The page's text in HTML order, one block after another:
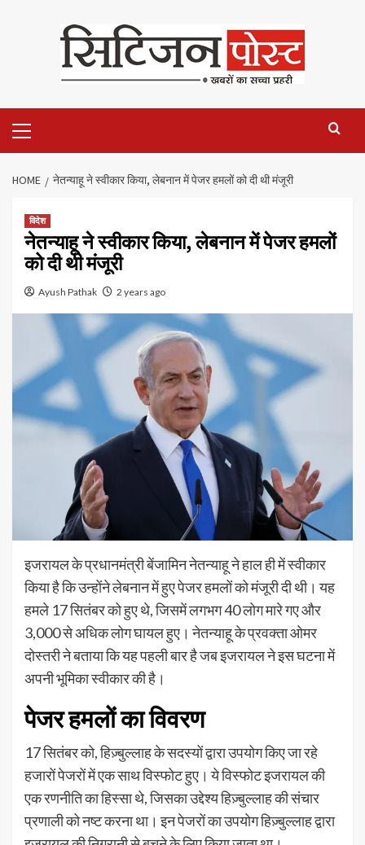
HOME नेतन्याहू ने स्वीकार किया, लेबनान में पेजर हमलों को दी थी मंजूरी
विदेश
नेतन्याहू ने स्वीकार किया, लेबनान में पेजर हमलों
को दी थी मंजूरी
Ayush Pathak 2 years ago
इजरायल के प्रधानमंत्री बेंजामिन नेतन्याहू ने हाल ही में स्वीकार
किया है कि उन्होंने लेबनान में हुए पेजर हमलों को मंजूरी दी थी। यह
हमले 17 सितंबर को हुए थे, जिसमें लगभग 40 लोग मारे गए और
3,000 से अधिक लोग घायल हुए। नेतन्याहू के प्रवक्ता ओमर
दोस्तरी ने बताया कि यह पहली बार है जब इजरायल ने इस घटना में
अपनी भूमिका स्वीकार की है।
पेजर हमलों का विवरण
17 सितंबर को, हिज़्बुल्लाह के सदस्यों द्वारा उपयोग किए जा रहे
हजारों पेजरों में एक साथ विस्फोट हुए। ये विस्फोट इजरायल की
एक रणनीति का हिस्सा थे, जिसका उद्देश्य हिज़्बुल्लाह की संचार
प्रणाली को नष्ट करना था। इन पेजरों का उपयोग हिज़्बुल्लाह द्वारा